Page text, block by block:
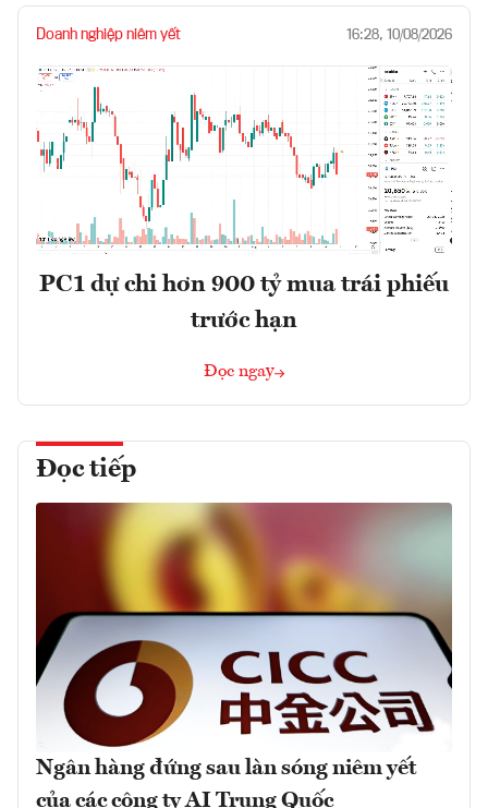
Doanh nghiệp niêm yết 16:28, 10/08/2026
PC1 dự chi hơn 900 tỷ mua trái phiếu
trước hạn
Đọc ngay
Đọc tiếp
Ngân hàng đứng sau làn sóng niêm yết
của các công ty AI Trung Quốc